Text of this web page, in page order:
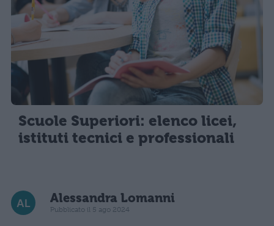
Scuole Superiori: elenco licei,
istituti tecnici e professionali
Alessandra Lomanni
Pubblicato il 5 ago 2024